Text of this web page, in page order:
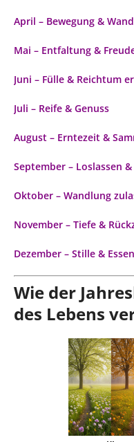
April – Bewegung &
Mai – Entfaltung &
Juni – Fülle & Reichtum
Juli – Reife & Genuss
August – Erntezeit &
September – Loslassen
Oktober – Wandlung
November – Tiefe &
Dezember – Stille &
Wie der
des Lebens